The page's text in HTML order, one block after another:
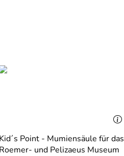
Kid´s Point - Mumiensäule für das
Roemer- und Pelizaeus Museum